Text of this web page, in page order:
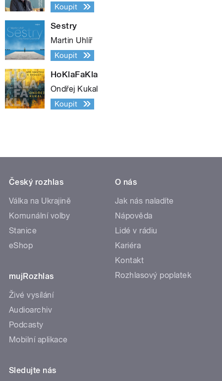
Koupit
Sestry
Martin Uhlíř
Koupit
HoKlaFaKla
Ondřej Kukal
Koupit
Český rozhlas
Válka na Ukrajině
Komunální volby
Stanice
eShop
mujRozhlas
Živé vysílání
Audioarchiv
Podcasty
Mobilní aplikace
O nás
Jak nás naladíte
Nápověda
Lidé v rádiu
Kariéra
Kontakt
Rozhlasový poplatek
Sledujte nás